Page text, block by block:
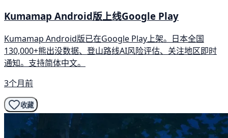
Kumamap Android版上线Google Play
Kumamap Android版已在Google Play上架。日本全国
130,000+熊出没数据、登山路线AI风险评估、关注地区即时
通知。支持简体中文。
3个月前
收藏